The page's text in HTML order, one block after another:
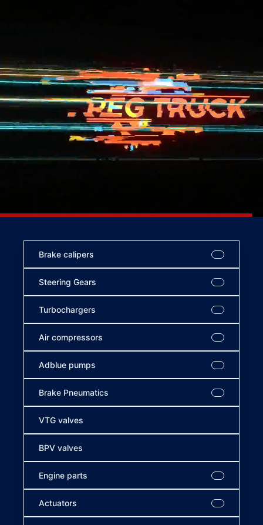
Brake calipers
Steering Gears
Turbochargers
Air compressors
Adblue pumps
Brake Pneumatics
VTG valves
BPV valves
Engine parts
Actuators